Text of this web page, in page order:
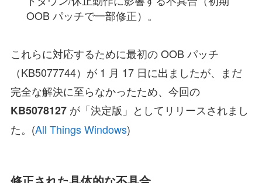
OOB パッチで一部修正）。
これらに対応するために最初の OOB パッチ
（KB5077744）が 1 月 17 日に出ましたが、まだ
完全な解決に至らなかったため、今回の
KB5078127が「決定版」としてリリースされまし
た。(All Things Windows)